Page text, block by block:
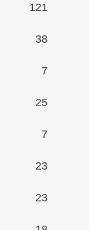
121
38
7
25
7
23
23